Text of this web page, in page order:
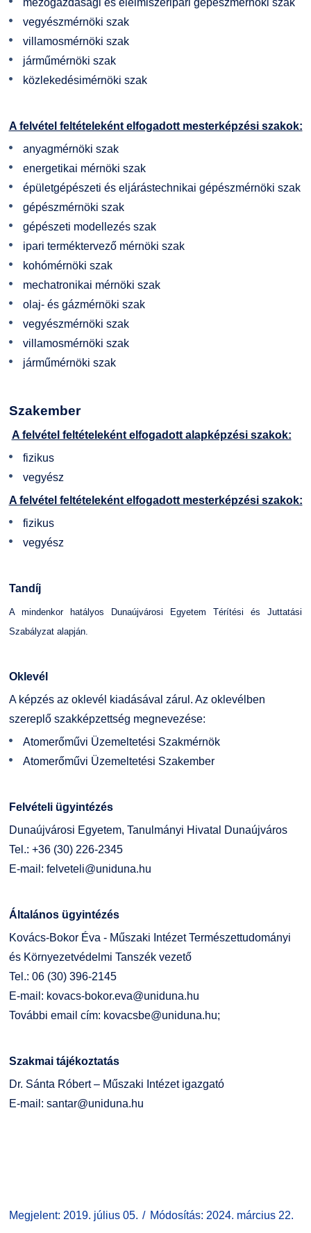
vegyészmérnöki szak
villamosmérnöki szak
járműmérnöki szak
közlekedésimérnöki szak
A felvétel feltételeként elfogadott mesterképzési szakok:
anyagmérnöki szak
energetikai mérnöki szak
épületgépészeti és eljárástechnikai gépészmérnöki szak
gépészmérnöki szak
gépészeti modellezés szak
ipari terméktervező mérnöki szak
kohómérnöki szak
mechatronikai mérnöki szak
olaj- és gázmérnöki szak
vegyészmérnöki szak
villamosmérnöki szak
járműmérnöki szak
Szakember
A felvétel feltételeként elfogadott alapképzési szakok:
fizikus
vegyész
A felvétel feltételeként elfogadott mesterképzési szakok:
fizikus
vegyész
Tandíj
A mindenkor hatályos Dunaújvárosi Egyetem Térítési és Juttatási
Szabályzat alapján.
Oklevél
A képzés az oklevél kiadásával zárul. Az oklevélben
szereplő szakképzettség megnevezése:
Atomerőművi Üzemeltetési Szakmérnök
Atomerőművi Üzemeltetési Szakember
Felvételi ügyintézés
Dunaújvárosi Egyetem, Tanulmányi Hivatal Dunaújváros
Tel.: +36 (30) 226-2345
E-mail: felveteli@uniduna.hu
Általános ügyintézés
Kovács-Bokor Éva - Műszaki Intézet Természettudományi
és Környezetvédelmi Tanszék vezető
Tel.: 06 (30) 396-2145
E-mail: kovacs-bokor.eva@uniduna.hu
További email cím: kovacsbe@uniduna.hu;
Szakmai tájékoztatás
Dr. Sánta Róbert – Műszaki Intézet igazgató
E-mail: santar@uniduna.hu
Megjelent: 2019. július 05. Módosítás: 2024. március 22.